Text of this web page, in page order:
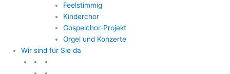
Feelstimmig
Kinderchor
Gospelchor-Projekt
Orgel und Konzerte
Wir sind für Sie da